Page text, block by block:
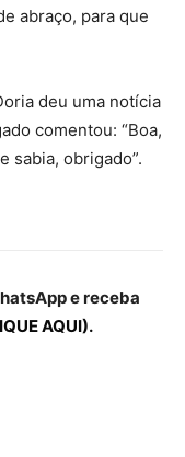
abraço, para que
deu uma notícia
comentou: “Boa,
sabia, obrigado”.
e receba
AQUI).